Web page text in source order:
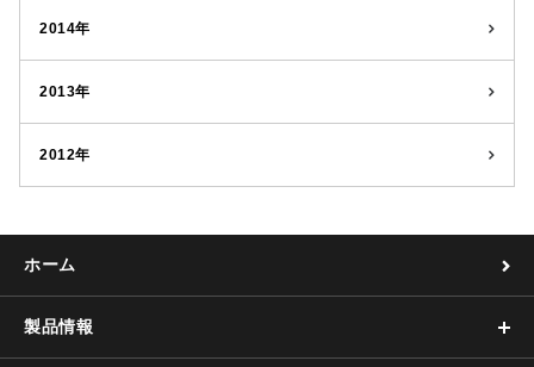
2014年
2013年
2012年
ホーム
製品情報